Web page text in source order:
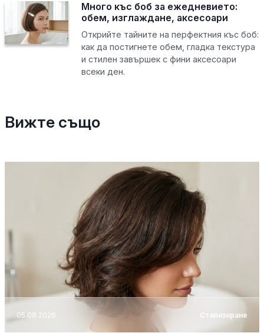
Много къс боб за ежедневието:
обем, изглаждане, аксесоари
Открийте тайните на перфектния къс боб:
как да постигнете обем, гладка текстура
и стилен завършек с фини аксесоари
всеки ден.
Вижте също
05.08.2026 Стилизиране